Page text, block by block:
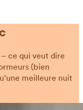
ce qui veut dire
(bien
meilleure nuit